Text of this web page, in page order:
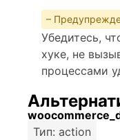
–
Убедитесь,
хуке, не
процессами
Тип: action